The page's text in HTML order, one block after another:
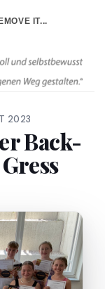
IT...
2023
Back-